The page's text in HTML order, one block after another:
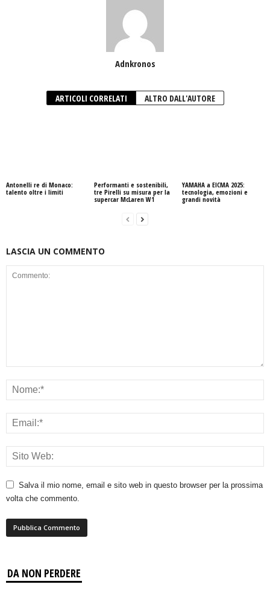
Adnkronos
ARTICOLI CORRELATI ALTRO DALL'AUTORE
Antonelli re di Monaco:
talento oltre i limiti
Performanti e sostenibili,
tre Pirelli su misura per la
supercar McLaren W1
YAMAHA a EICMA 2025:
tecnologia, emozioni e
grandi novità
LASCIA UN COMMENTO
Salva il mio nome, email e sito web in questo browser per la prossima
volta che commento.
DA NON PERDERE